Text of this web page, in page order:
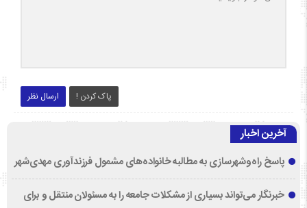
ارسال نظر پاک کردن !
آخرین اخبار
پاسخ راه‌وشهرسازی به مطالبه خانواده‌های مشمول فرزندآوری مهدی‌شهر
خبرنگار می‌تواند بسیاری از مشکلات جامعه را به مسئولان منتقل و برای